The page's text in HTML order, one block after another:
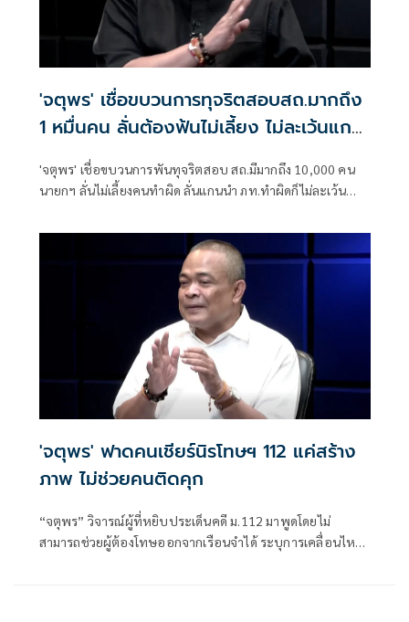
'จตุพร' เชื่อขบวนการทุจริตสอบสถ.มากถึง
1 หมื่นคน ลั่นต้องฟ้นไม่เลี้ยง ไม่ละเว้นแกน
'จตุพร' เชื่อขบวนการพันทุจริตสอบ สถ.มีมากถึง 10,000 คน
นายกฯ ลั่นไม่เลี้ยงคนทำผิด ลั่นแกนนำ ภท.ทำผิดก็ไม่ละเว้น
ชื่อถ่วงดองคดีนับ 10 ปี เตือนถ้าจัดการไม่ดีทำให้รัฐบาลล้มลง
'จตุพร' ฟาดคนเชียร์นิรโทษฯ 112 แค่สร้าง
ภาพ ไม่ช่วยคนติดคุก
“จตุพร” วิจารณ์ผู้ที่หยิบประเด็นคดี ม.112 มาพูดโดยไม่
สามารถช่วยผู้ต้องโทษออกจากเรือนจำได้ ระบุการเคลื่อนไหว